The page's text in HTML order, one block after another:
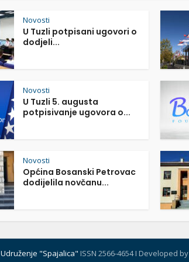
Novosti
U Tuzli potpisani ugovori o
dodjeli...
Novosti
U Tuzli 5. augusta
potpisivanje ugovora o...
Novosti
Općina Bosanski Petrovac
dodijelila novčanu...
Udruženje "Spajalica" ISSN 2566-4654 I Developed by